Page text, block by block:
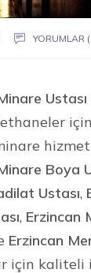
YORUMLAR
Ustası
Boya
Ustası,
, Erzincan
Erzincan
için kaliteli